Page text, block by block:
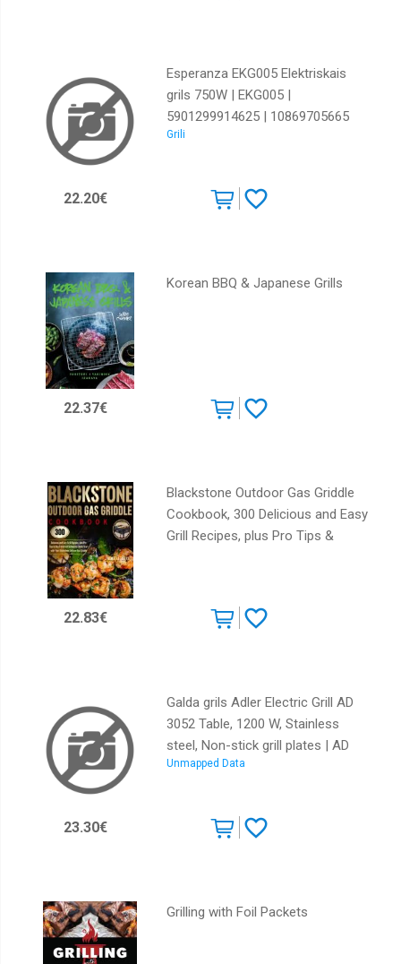
Esperanza EKG005 Elektriskais
grils 750W | EKG005 |
5901299914625 | 10869705665
Grili
22.20€
Korean BBQ & Japanese Grills
22.37€
Blackstone Outdoor Gas Griddle
Cookbook, 300 Delicious and Easy
Grill Recipes, plus Pro Tips &
22.83€
Galda grils Adler Electric Grill AD
3052 Table, 1200 W, Stainless
steel, Non-stick grill plates | AD
3052 | 5903887801959
Unmapped Data
23.30€
Grilling with Foil Packets